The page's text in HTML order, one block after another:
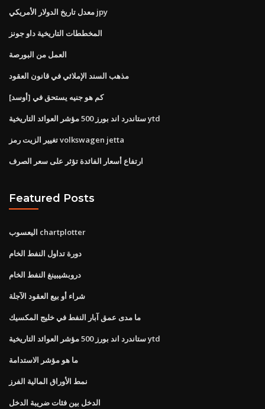
معدل تاريخ الدولار الأمريكي jpy
المخططات التاريخية داو جونز
العمل من البورصة
مذهب السند الإملائي في قانون العقود
كم هو جنيه يستحق في [أوسد]
ستاندرد اند بورز 500 مؤشر العوائد التاريخية ytd
تغيير الزيت رمز volkswagen jetta
ارتفاع أسعار الفائدة تؤثر على سعر الصرف
Featured Posts
اليعسوب chartplotter
دورة تداول النفط الخام
دروبشيبينغ النفط الخام
شراء أو بيع العقود الآجلة
ما مدى عمق آبار النفط في خليج المكسيك
ستاندرد اند بورز 500 مؤشر العوائد التاريخية ytd
ما هو مؤشر الاستدامة
نمط الأوراق المالية الفرز
الدخل بين فئات ضريبة الدخل